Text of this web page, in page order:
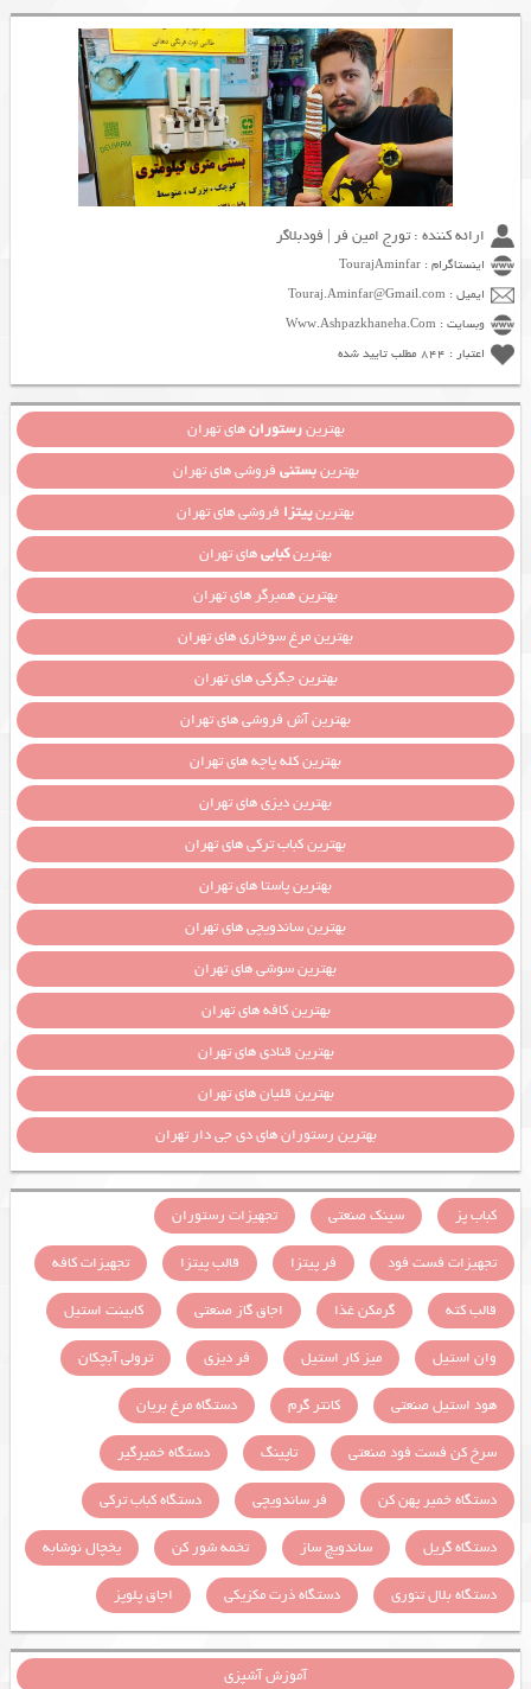
ارائه کننده : تورج امین فر | فودبلاگر
اینستاگرام : TourajAminfar
ایمیل : Touraj.Aminfar@Gmail.com
وبسایت : Www.Ashpazkhaneha.Com
اعتبار : 844 مطلب تایید شده
بهترینرستورانهای تهران
بهترینبستنی فروشی های تهران
بهترینپیتزا فروشی های تهران
بهترینکبابیهای تهران
بهترین همبرگر های تهران
بهترین مرغ سوخاری های تهران
بهترین جگرکی های تهران
بهترین آش فروشی های تهران
بهترین کله پاچه های تهران
بهترین دیزی های تهران
بهترین کباب ترکی های تهران
بهترین پاستا های تهران
بهترین ساندویچی های تهران
بهترین سوشی های تهران
بهترین کافه های تهران
بهترین قنادی های تهران
بهترین قلیان های تهران
بهترین رستوران های دی جی دار تهران
کباب پز سینک صنعتی
تجهیزات رستوران
تجهیزات فست فود
فر پیتزا قالب پیتزا
تجهیزات کافه
قالب کته
گرمکن غذا اجاق گاز صنعتی
کابینت استیل
وان استیل
میز کار استیل فر دیزی
ترولی آبچکان
هود استیل صنعتی
کانتر گرم
دستگاه مرغ بریان
سرخ کن فست فود صنعتی
تاپینگ
دستگاه خمیرگیر
دستگاه خمیر پهن کن
فر ساندویچی
دستگاه کباب ترکی
دستگاه گریل
ساندویچ ساز تخمه شور کن
یخچال نوشابه
دستگاه بلال تنوری
دستگاه ذرت مکزیکی اجاق پلوپز
آموزش آشپزی